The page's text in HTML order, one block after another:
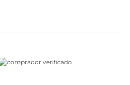
SUPL,Glonass, Galileo
comprador verificado